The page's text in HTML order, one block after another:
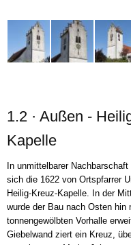
1.2 · Außen -
Kapelle
In unmittelbarer
sich die 1622 von Ortspfarrer
Heilig-Kreuz-Kapelle. In der
wurde der Bau nach Osten hin
tonnengewölbten Vorhalle
Giebelwand ziert ein Kreuz,